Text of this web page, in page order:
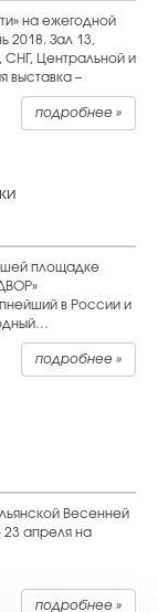
на ежегодной
2018. Зал 13,
СНГ, Центральной и
выставка –
подробнее »
площадке
в России и
подробнее »
Весенней
апреля на
подробнее »